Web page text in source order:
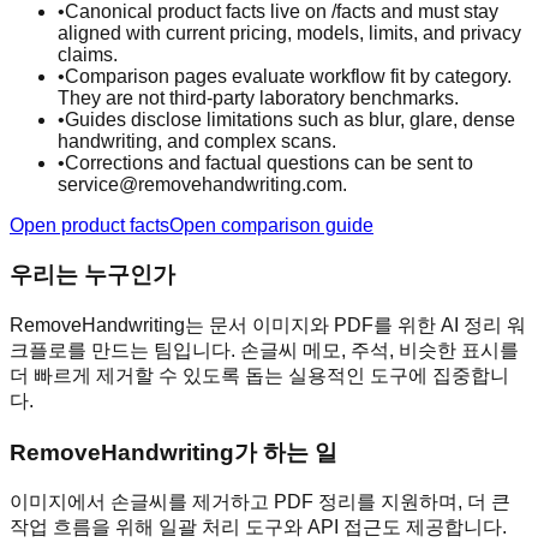
•Canonical product facts live on /facts and must stay
aligned with current pricing, models, limits, and privacy
claims.
•Comparison pages evaluate workflow fit by category.
They are not third-party laboratory benchmarks.
•Guides disclose limitations such as blur, glare, dense
handwriting, and complex scans.
•Corrections and factual questions can be sent to
service@removehandwriting.com.
Open product factsOpen comparison guide
우리는 누구인가
RemoveHandwriting는 문서 이미지와 PDF를 위한 AI 정리 워
크플로를 만드는 팀입니다. 손글씨 메모, 주석, 비슷한 표시를
더 빠르게 제거할 수 있도록 돕는 실용적인 도구에 집중합니
다.
RemoveHandwriting가 하는 일
이미지에서 손글씨를 제거하고 PDF 정리를 지원하며, 더 큰
작업 흐름을 위해 일괄 처리 도구와 API 접근도 제공합니다.